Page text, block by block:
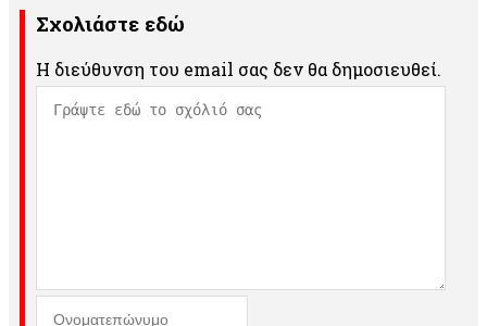
Σχολιάστε εδώ
Η διεύθυνση του email σας δεν θα δημοσιευθεί.